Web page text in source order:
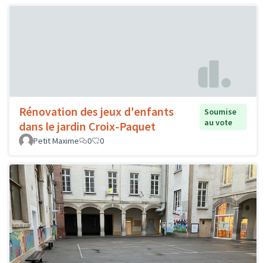
Rénovation des jeux d'enfants
dans le jardin Croix-Paquet
Soumise
au vote
Petit Maxime
0 0